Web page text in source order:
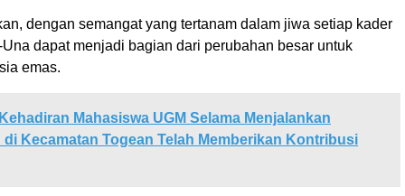
dengan semangat yang tertanam dalam jiwa setiap kader
dapat menjadi bagian dari perubahan besar untuk
emas.
Mahasiswa UGM Selama Menjalankan
Kecamatan Togean Telah Memberikan Kontribusi